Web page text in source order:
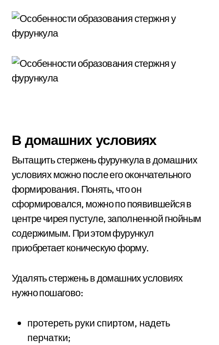
В домашних условиях
Вытащить стержень фурункула в домашних
условиях можно после его окончательного
формирования. Понять, что он
сформировался, можно по появившейся в
центре чирея пустуле, заполненной гнойным
содержимым. При этом фурункул
приобретает коническую форму.
Удалять стержень в домашних условиях
нужно пошагово:
протереть руки спиртом, надеть
перчатки;